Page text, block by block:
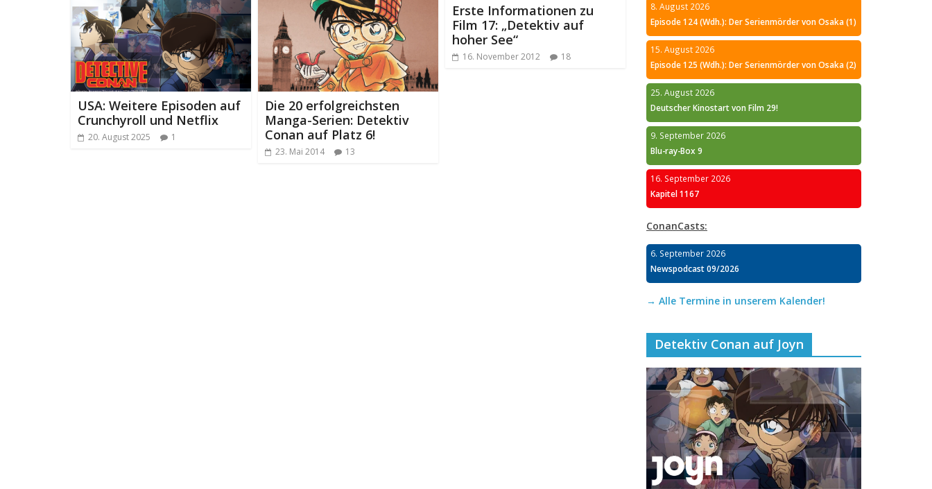
USA: Weitere Episoden auf
Crunchyroll und Netflix
20. August 2025 1
Die 20 erfolgreichsten
Manga-Serien: Detektiv
Conan auf Platz 6!
23. Mai 2014 13
Erste Informationen zu
Film 17: „Detektiv auf
hoher See“
16. November 2012 18
8. August 2026
Episode 124 (Wdh.): Der Serienmörder von Osaka (1)
15. August 2026
Episode 125 (Wdh.): Der Serienmörder von Osaka (2)
25. August 2026
Deutscher Kinostart von Film 29!
9. September 2026
Blu-ray-Box 9
16. September 2026
Kapitel 1167
ConanCasts:
6. September 2026
Newspodcast 09/2026
→ Alle Termine in unserem Kalender!
Detektiv Conan auf Joyn